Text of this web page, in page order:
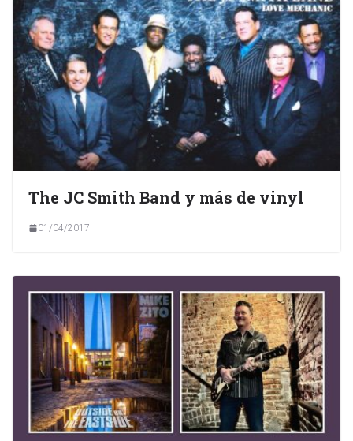
The JC Smith Band y más de vinyl
01/04/2017